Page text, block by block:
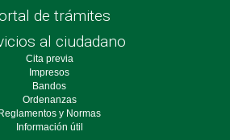
de trámites
al ciudadano
Cita previa
Impresos
Bandos
Ordenanzas
y Normas
Información útil